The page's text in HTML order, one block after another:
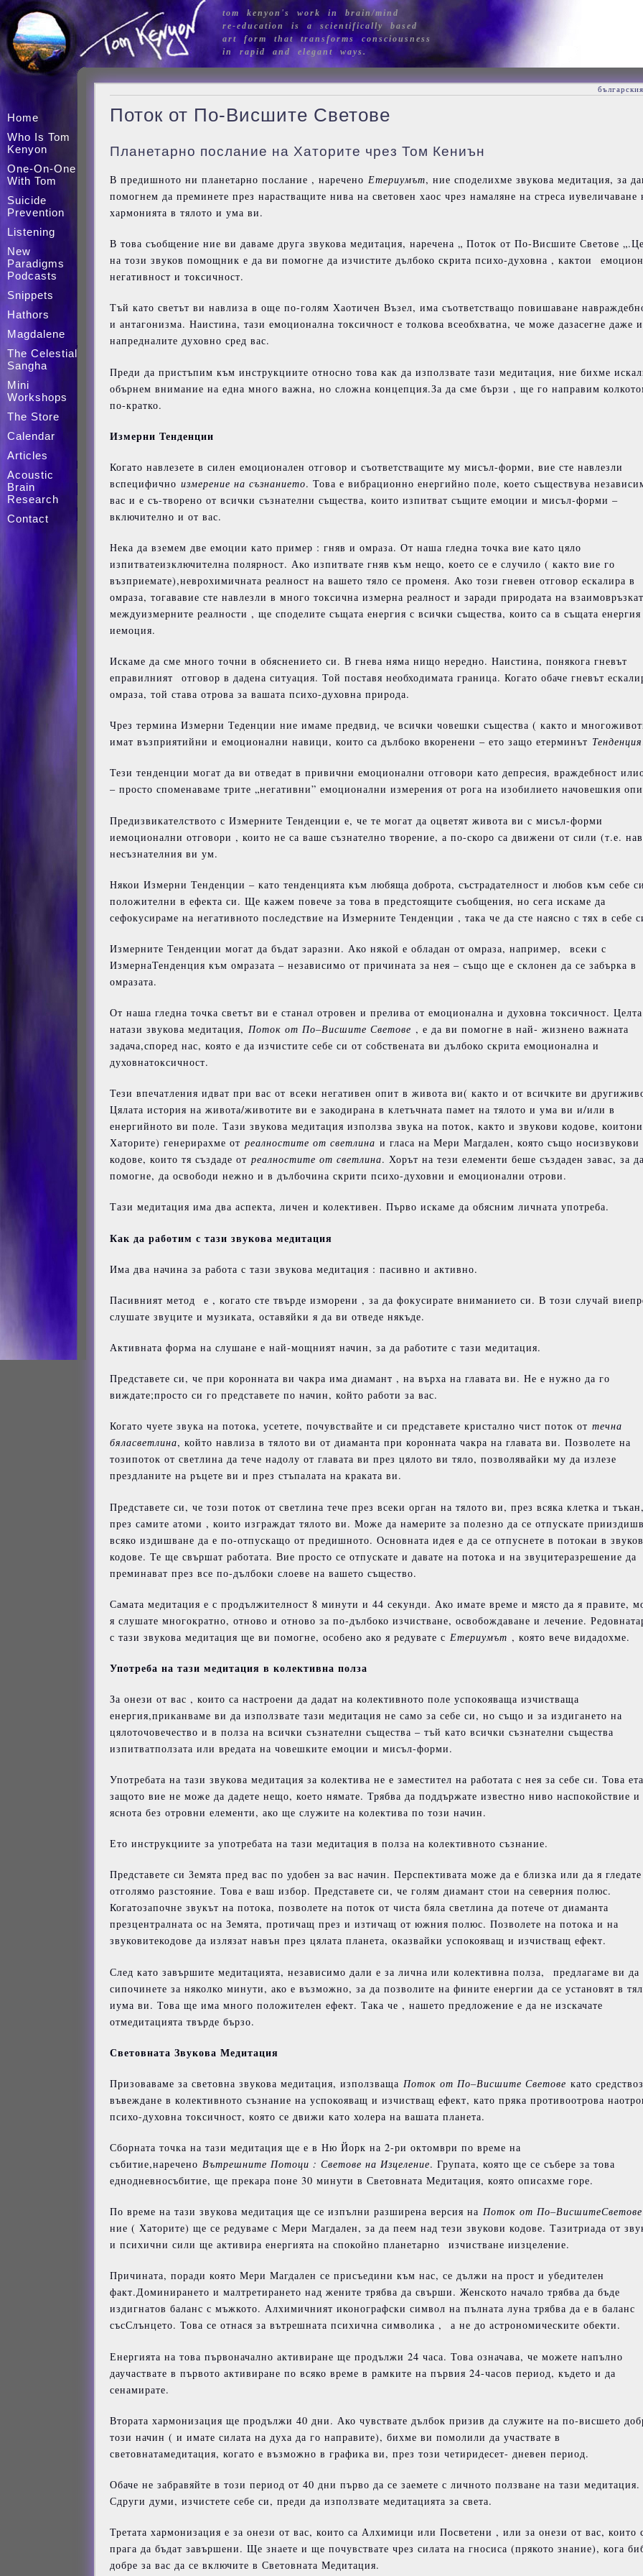
Home
Who Is Tom
Kenyon
One-On-One
With Tom
Suicide
Prevention
Listening
New
Paradigms
Podcasts
Snippets
Hathors
Magdalene
The Celestial
Sangha
Mini
Workshops
The Store
Calendar
Articles
Acoustic
Brain
Research
Contact
tom kenyon's work in brain/mind
re-education is a scientifically based
art form that transforms consciousness
in rapid and elegant ways.
Поток от По-Висшите Светове
Планетарно послание на Хаторите чрез Том Кениън
В предишното ни планетарно послание , наречено Етериумът, ние споделихме звукова медитация, за
помогнем да преминете през нарастващите нива на световен хаос чрез намаляне на стреса иувеличаване
хармонията в тялото и ума ви.
В това съобщение ние ви даваме друга звукова медитация, наречена „ Поток от По-Висшите Светове
на този звуков помощник е да ви помогне да изчистите дълбоко скрита психо-духовна , кактои
негативност и токсичност.
Тъй като светът ви навлиза в още по-голям Хаотичен Възел, има съответстващо повишаване
и антагонизма. Наистина, тази емоционална токсичност е толкова всеобхватна, че може дазасегне даже
напредналите духовно сред вас.
Преди да пристъпим към инструкциите относно това как да използвате тази медитация, ние бихме
обърнем внимание на една много важна, но сложна концепция.За да сме бързи , ще го направим
по-кратко.
Измерни Тенденции
Когато навлезете в силен емоционален отговор и съответстващите му мисъл-форми, вие сте навлезли
вспецифично измерение на съзнанието. Това е вибрационно енергийно поле, което съществува
вас и е съ-творено от всички съзнателни същества, които изпитват същите емоции и мисъл-форми –
включително и от вас.
Нека да вземем две емоции като пример : гняв и омраза. От наша гледна точка вие като цяло
изпитватеизключителна полярност. Ако изпитвате гняв към нещо, което се е случило ( както вие го
възприемате),неврохимичната реалност на вашето тяло се променя. Ако този гневен отговор ескалира в
омраза, тогававие сте навлезли в много токсична измерна реалност и заради природата на
междуизмерните реалности , ще споделите същата енергия с всички същества, които са в същата енергия
иемоция.
Искаме да сме много точни в обяснението си. В гнева няма нищо нередно. Наистина, понякога гневът
еправилният отговор в дадена ситуация. Той поставя необходимата граница. Когато обаче гневът
омраза, той става отрова за вашата психо-духовна природа.
Чрез термина Измерни Теденции ние имаме предвид, че всички човешки същества ( както и
имат възприятийни и емоционални навици, които са дълбоко вкоренени – ето защо етерминът Тенденция
Тези тенденции могат да ви отведат в привични емоционални отговори като депресия, враждебност
– просто споменаваме трите „негативни” емоционални измерения от рога на изобилието начовешкия
Предизвикателството с Измерните Тенденции е, че те могат да оцветят живота ви с мисъл-форми
иемоционални отговори , които не са ваше съзнателно творение, а по-скоро са движени от сили (т.е.
несъзнателния ви ум.
Някои Измерни Тенденции – като тенденцията към любяща доброта, състрадателност и любов към себе
положителни в ефекта си. Ще кажем повече за това в предстоящите съобщения, но сега искаме да
сефокусираме на негативното последствие на Измерните Тенденции , така че да сте наясно с тях в себе
Измерните Тенденции могат да бъдат заразни. Ако някой е обладан от омраза, например, всеки с
ИзмернаТенденция към омразата – независимо от причината за нея – също ще е склонен да се забърка в
омразата.
От наша гледна точка светът ви е станал отровен и прелива от емоционална и духовна токсичност. Целта
натази звукова медитация, Поток от По–Висшите Светове , е да ви помогне в най- жизнено важната
задача,според нас, която е да изчистите себе си от собствената ви дълбоко скрита емоционална и
духовнатоксичност.
Тези впечатления идват при вас от всеки негативен опит в живота ви( както и от всичките ви
Цялата история на живота/животите ви е закодирана в клетъчната памет на тялото и ума ви и/или в
енергийното ви поле. Тази звукова медитация използва звука на поток, както и звукови кодове,
Хаторите) генерирахме от реалностите от светлина и гласа на Мери Магдален, която също носизвукови
кодове, които тя създаде от реалностите от светлина. Хорът на тези елементи беше създаден завас, за
помогне, да освободи нежно и в дълбочина скрити психо-духовни и емоционални отрови.
Тази медитация има два аспекта, личен и колективен. Първо искаме да обясним личната употреба.
Как да работим с тази звукова медитация
Има два начина за работа с тази звукова медитация : пасивно и активно.
Пасивният метод е , когато сте твърде изморени , за да фокусирате вниманието си. В този случай
слушате звуците и музиката, оставяйки я да ви отведе някъде.
Активната форма на слушане е най-мощният начин, за да работите с тази медитация.
Представете си, че при коронната ви чакра има диамант , на върха на главата ви. Не е нужно да го
виждате;просто си го представете по начин, който работи за вас.
Когато чуете звука на потока, усетете, почувствайте и си представете кристално чист поток от течна
бяласветлина, който навлиза в тялото ви от диаманта при коронната чакра на главата ви. Позволете на
тозипоток от светлина да тече надолу от главата ви през цялото ви тяло, позволявайки му да излезе
прездланите на ръцете ви и през стъпалата на краката ви.
Представете си, че този поток от светлина тече през всеки орган на тялото ви, през всяка клетка и
през самите атоми , които изграждат тялото ви. Може да намерите за полезно да се отпускате
всяко издишване да е по-отпускащо от предишното. Основната идея е да се отпуснете в потокаи в
кодове. Те ще свършат работата. Вие просто се отпускате и давате на потока и на звуцитеразрешение да
преминават през все по-дълбоки слоеве на вашето същество.
Самата медитация е с продължителност 8 минути и 44 секунди. Ако имате време и място да я правите,
я слушате многократно, отново и отново за по-дълбоко изчистване, освобождаване и лечение.
с тази звукова медитация ще ви помогне, особено ако я редувате с Етериумът , която вече видадохме.
Употреба на тази медитация в колективна полза
За онези от вас , които са настроени да дадат на колективното поле успокояваща изчистваща
енергия,приканваме ви да използвате тази медитация не само за себе си, но също и за издигането на
цялоточовечество и в полза на всички съзнателни същества – тъй като всички съзнателни същества
изпитватползата или вредата на човешките емоции и мисъл-форми.
Употребата на тази звукова медитация за колектива не е заместител на работата с нея за себе си. Това
защото вие не може да дадете нещо, което нямате. Трябва да поддържате известно ниво наспокойствие и
яснота без отровни елементи, ако ще служите на колектива по този начин.
Ето инструкциите за употребата на тази медитация в полза на колективното съзнание.
Представете си Земята пред вас по удобен за вас начин. Перспективата може да е близка или да я гледате
отголямо разстояние. Това е ваш избор. Представете си, че голям диамант стои на северния полюс.
Когатозапочне звукът на потока, позволете на поток от чиста бяла светлина да потече от диаманта
презцентралната ос на Земята, протичащ през и изтичащ от южния полюс. Позволете на потока и на
звуковитекодове да излязат навън през цялата планета, оказвайки успокояващ и изчистващ ефект.
След като завършите медитацията, независимо дали е за лична или колективна полза, предлагаме ви да
сипочинете за няколко минути, ако е възможно, за да позволите на фините енергии да се установят в
иума ви. Това ще има много положителен ефект. Така че , нашето предложение е да не изскачате
отмедитацията твърде бързо.
Световната Звукова Медитация
Призоваваме за световна звукова медитация, използваща Поток от По–Висшите Светове като
въвеждане в колективното съзнание на успокояващ и изчистващ ефект, като пряка противоотрова
психо-духовна токсичност, която се движи като холера на вашата планета.
Сборната точка на тази медитация ще е в Ню Йорк на 2-ри октомври по време на
събитие,наречено Вътрешните Потоци : Светове на Изцеление. Групата, която ще се събере за това
еднодневносъбитие, ще прекара поне 30 минути в Световната Медитация, която описахме горе.
По време на тази звукова медитация ще се изпълни разширена версия на Поток от По–ВисшитеСветове
ние ( Хаторите) ще се редуваме с Мери Магдален, за да пеем над тези звукови кодове. Тазитриада от
и психични сили ще активира енергията на спокойно планетарно изчистване иизцеление.
Причината, поради която Мери Магдален се присъедини към нас, се дължи на прост и убедителен
факт.Доминирането и малтретирането над жените трябва да свърши. Женското начало трябва да бъде
издигнатов баланс с мъжкото. Алхимичният иконографски символ на пълната луна трябва да е в баланс
съсСлънцето. Това се отнася за вътрешната психична символика , а не до астрономическите обекти.
Енергията на това първоначално активиране ще продължи 24 часа. Това означава, че можете напълно
даучаствате в първото активиране по всяко време в рамките на първия 24-часов период, където и да
сенамирате.
Втората хармонизация ще продължи 40 дни. Ако чувствате дълбок призив да служите на по-висшето
този начин ( и имате силата на духа да го направите), бихме ви помолили да участвате в
световнатамедитация, когато е възможно в графика ви, през този четиридесет- дневен период.
Обаче не забравяйте в този период от 40 дни първо да се заемете с личното ползване на тази медитация.
Сдруги думи, изчистете себе си, преди да използвате медитацията за света.
Третата хармонизация е за онези от вас, които са Алхимици или Посветени , или за онези от вас, които
прага да бъдат завършени. Ще знаете и ще почувствате чрез силата на гносиса (прякото знание), кога
добре за вас да се включите в Световната Медитация.